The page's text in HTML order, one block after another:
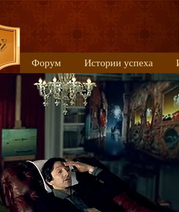
Форум Истории успеха
Книжные новинки